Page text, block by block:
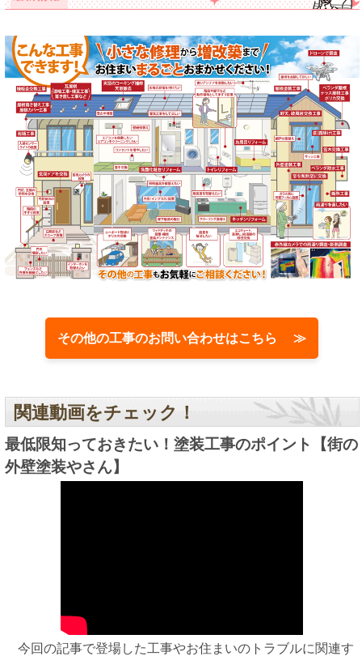
その他の工事のお問い合わせはこちら ≫
関連動画をチェック！
最低限知っておきたい！塗装工事のポイント【街の
外壁塗装やさん】
今回の記事で登場した工事やお住まいのトラブルに関連す